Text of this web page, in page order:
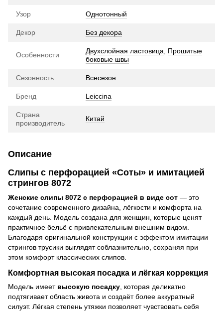
Узор Однотонный
Декор Без декора
Особенности Двухслойная ластовица
Прошитые
боковые швы
Сезонность Всесезон
Бренд Leiccina
Страна
производитель
Китай
Описание
Слипы с перфорацией «Соты» и имитацией
стрингов 8072
Женские слипы 8072 с перфорацией в виде сот — это
сочетание современного дизайна, лёгкости и комфорта на
каждый день. Модель создана для женщин, которые ценят
практичное бельё с привлекательным внешним видом.
Благодаря оригинальной конструкции с эффектом имитации
стрингов трусики выглядят соблазнительно, сохраняя при
этом комфорт классических слипов.
Комфортная высокая посадка и лёгкая коррекция
Модель имеет высокую посадку , которая деликатно
подтягивает область живота и создаёт более аккуратный
силуэт. Лёгкая степень утяжки позволяет чувствовать себя